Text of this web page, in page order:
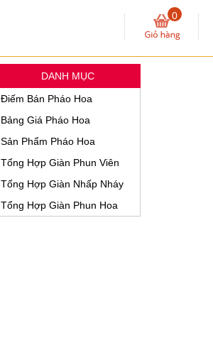
0
DANH MỤC
Điếm Bán Pháo Hoa
Bảng Giá Pháo Hoa
Sản Phẩm Pháo Hoa
Tổng Hợp Giàn Phun Viên
Tổng Hợp Giàn Nhấp Nháy
Tổng Hợp Giàn Phun Hoa